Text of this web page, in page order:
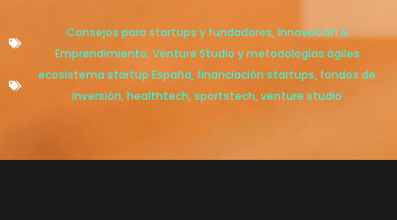
Consejos para startups y fundadores,Innovación &
Emprendimiento,Venture Studio y metodologías ágiles
ecosistema startup España, financiación startups, fondos de
inversión,healthtech,sportstech,venture studio